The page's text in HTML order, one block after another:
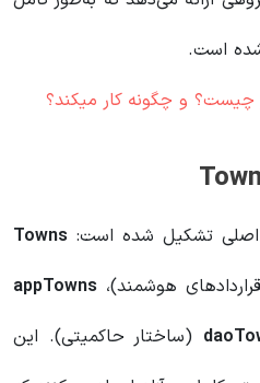
شده است.
چیست؟ و چگونه کار میکند؟
Towns
هوشمند)، appTowns
(ساختار حاکمیتی). این